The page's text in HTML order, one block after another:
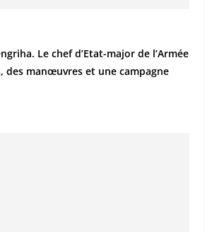
Le chef d’Etat-major de l’Armée
des manœuvres et une campagne